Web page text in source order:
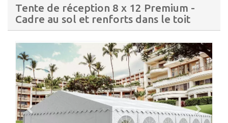
Tente de réception 8 x 12 Premium -
Cadre au sol et renforts dans le toit